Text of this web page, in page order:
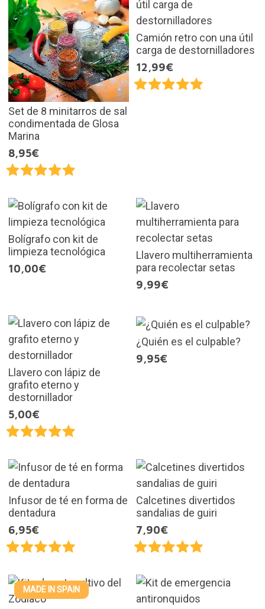
Set de 8 minitarros de sal
condimentada de Glosa
Marina
8,95€
Camión retro con una útil
carga de destornilladores
12,99€
Bolígrafo con kit de
limpieza tecnológica
10,00€
Llavero multiherramienta
para recolectar setas
9,99€
Llavero con lápiz de
grafito eterno y
destornillador
5,00€
¿Quién es el culpable?
9,95€
Infusor de té en forma de
dentadura
6,95€
Calcetines divertidos
sandalias de guiri
7,90€
MADE IN SPAIN